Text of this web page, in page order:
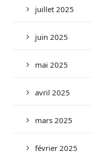
juillet 2025
juin 2025
mai 2025
avril 2025
mars 2025
février 2025